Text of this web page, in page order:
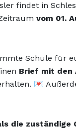
findet in
vom 01.
Schule für
Brief mit den
💌
die zuständige